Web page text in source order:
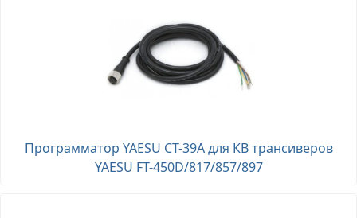
Программатор YAESU CT-39A для КВ трансиверов
YAESU FT-450D/817/857/897